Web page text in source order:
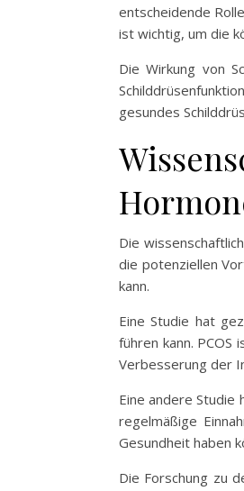
entscheidende
ist wichtig, um die
Die Wirkung von
gesundes
Die
die potenziellen
kann.
Eine Studie hat
führen kann.
Verbesserung der
Eine andere Studie
regelmäßige
Gesundheit haben
Die Forschung zu